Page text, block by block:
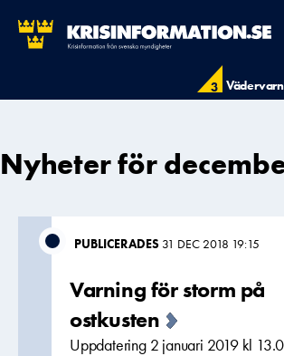
3
Nyheter för
PUBLICERADES 31 DEC 2018 19:15
Varning för storm på
ostkusten
Uppdatering 2 januari 2019 kl